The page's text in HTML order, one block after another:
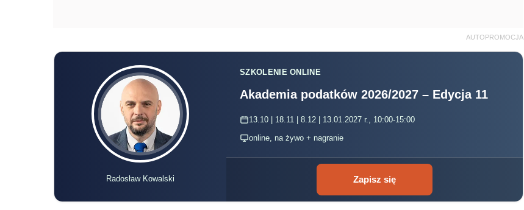
AUTOPROMOCJA
Radosław Kowalski
SZKOLENIE ONLINE
Akademia podatków 2026/2027 – Edycja 11
13.10 | 18.11 | 8.12 | 13.01.2027 r., 10:00-15:00
online, na żywo + nagranie
Zapisz się